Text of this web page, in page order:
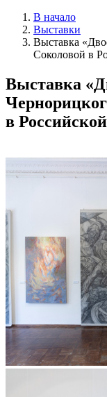
В начало
Выставки
Выставка
Соколовой в
Выставка
в